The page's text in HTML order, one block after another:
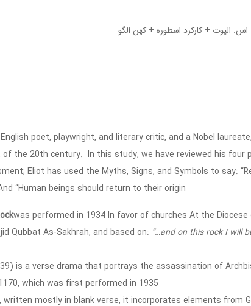
الیوت + کارکرد اسطوره + کهن الگو
poet, playwright, and literary critic, and a Nobel
the 20th century. In this study, we have reviewed his four
Eliot has used the Myths, Signs, and Symbols to say:
“Human beings should return to their origin.”
was performed in 1934 In favor of churches At the Diocese
Qubbat As-Sakhrah, and based on: “…and on this rock I will
is a verse drama that portrays the assassination of
which was first performed in 1935.
written mostly in blank verse, it incorporates elements from